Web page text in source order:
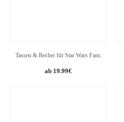
Tassen & Becher für Star Wars Fans
19.99€